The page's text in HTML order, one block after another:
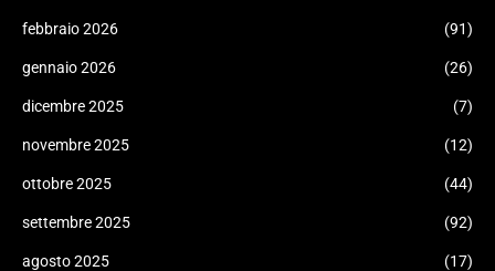
febbraio 2026 (91)
gennaio 2026 (26)
dicembre 2025 (7)
novembre 2025 (12)
ottobre 2025 (44)
settembre 2025 (92)
agosto 2025 (17)